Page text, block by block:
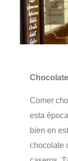
Comer
esta
bien en
chocolate